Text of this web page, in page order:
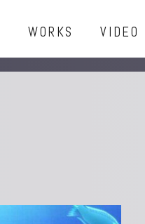
WORKS VIDEO